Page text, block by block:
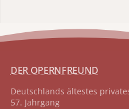
DER OPERNFREUND
Deutschlands ältestes
57. Jahrgang